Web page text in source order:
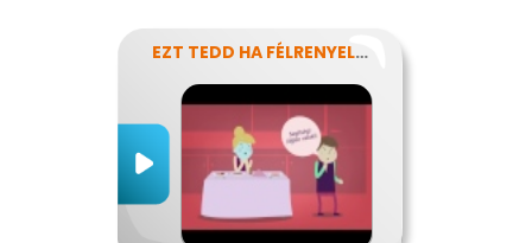
EZT TEDD HA FÉLRENYELT VALAKI